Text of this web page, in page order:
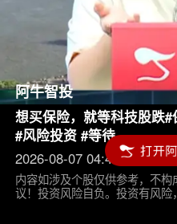
阿牛智投
想买保险，就等科技股跌
#风险投资 #等待
2026-08-07 04:45
内容如涉及个股仅供参考，不构
议！投资风险自负。投资有风险